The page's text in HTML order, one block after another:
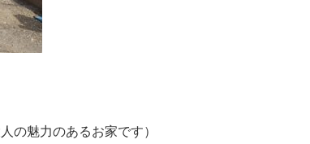
魅力のあるお家です）